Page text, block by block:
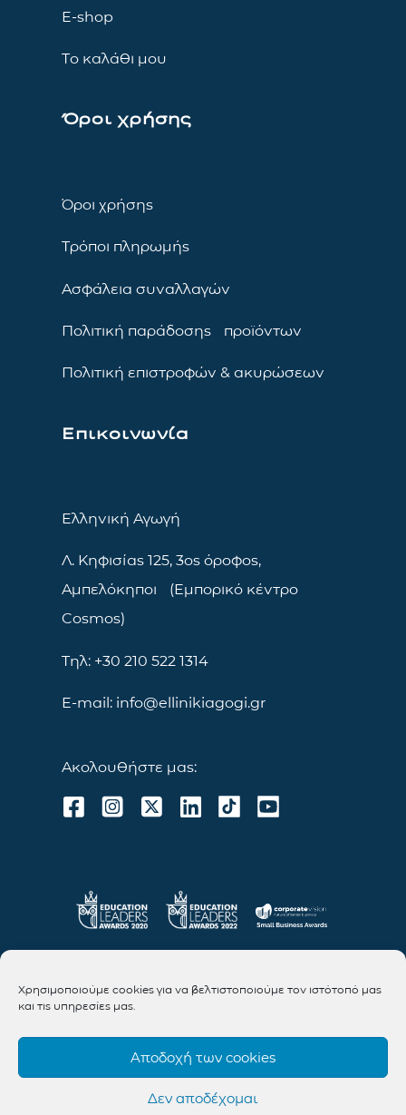
Χρησιμοποιούμε cookies για να βελτιστοποιούμε τον ιστότοπό μας
και τις υπηρεσίες μας.
Αποδοχή των cookies
Δεν αποδέχομαι
E-shop
Το καλάθι μου
Όροι χρήσης
Όροι χρήσης
Τρόποι πληρωμής
Ασφάλεια συναλλαγών
Πολιτική παράδοσης προϊόντων
Πολιτική επιστροφών & ακυρώσεων
Επικοινωνία
Ελληνική Αγωγή
Λ. Κηφισίας 125, 3ος όροφος,
Αμπελόκηποι (Εμπορικό κέντρο
Cosmos)
Τηλ: +30 210 522 1314
E-mail: info@ellinikiagogi.gr
Ακολουθήστε μας: